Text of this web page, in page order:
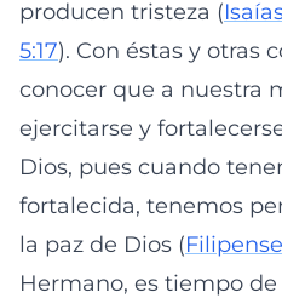
producen tristeza (
5:17). Con éstas y otras
conocer que a nuestra
ejercitarse y
Dios, pues cuando
fortalecida, tenemos
la paz de Dios (
Hermano, es tiempo